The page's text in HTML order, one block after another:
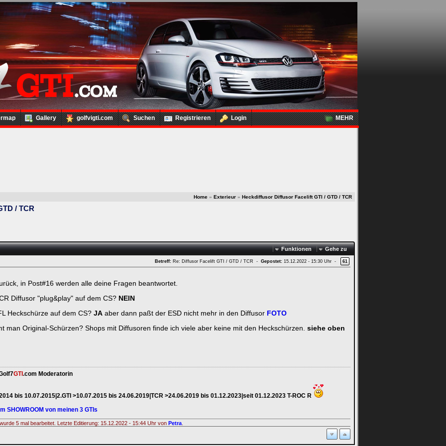
Gallery golfvigti.com Suchen Registrieren Login MEHR
Home » Exterieur » Heckdiffusor Diffusor Facelift GTI / GTD / TCR
/ TCR
Gehe zu
Funktionen
Betreff: Re: Diffusor Facelift GTI / GTD / TCR - Gepostet: 15.12.2022 - 15:30 Uhr - 61
in Post#16 werden alle deine Fragen beantwortet.
Diffusor "plug&play" auf dem CS? NEIN
Heckschürze auf dem CS? JA aber dann paßt der ESD nicht mehr in den Diffusor FOTO
man Original-Schürzen? Shops mit Diffusoren finde ich viele aber keine mit den Heckschürzen. siehe oben
GTI.com Moderatorin
bis 10.07.2015|2.GTI >10.07.2015 bis 24.06.2019|TCR >24.06.2019 bis 01.12.2023|seit 01.12.2023 T-ROC R
SHOWROOM von meinen 3 GTIs
5 mal bearbeitet. Letzte Editierung: 15.12.2022 - 15:44 Uhr von Petra